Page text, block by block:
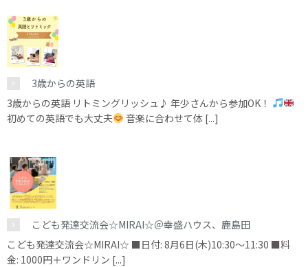
3歳からの英語
3歳からの英語 リトミングリッシュ♪ 年少さんから参加OK！
初めての英語でも大丈夫
音楽に合わせて体 [...]
こども発達交流会☆MIRAI☆＠幸盛ハウス、鹿島田
こども発達交流会☆MIRAI☆ ■日付: 8月6日(木)10:30～11:30 ■料
金: 1000円＋ワンドリン [...]